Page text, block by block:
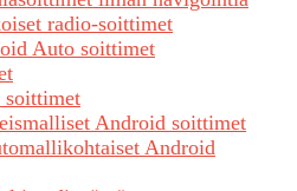
radio-soittimet
Auto soittimet
soittimet
Android soittimet
Android